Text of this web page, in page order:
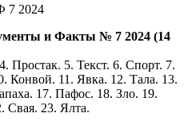
и Факты № 7 2024 (14
Простак. 5. Текст. 6. Спорт. 7.
Конвой. 11. Явка. 12. Тала. 13.
17. Пафос. 18. Зло. 19.
Свая. 23. Ялта.